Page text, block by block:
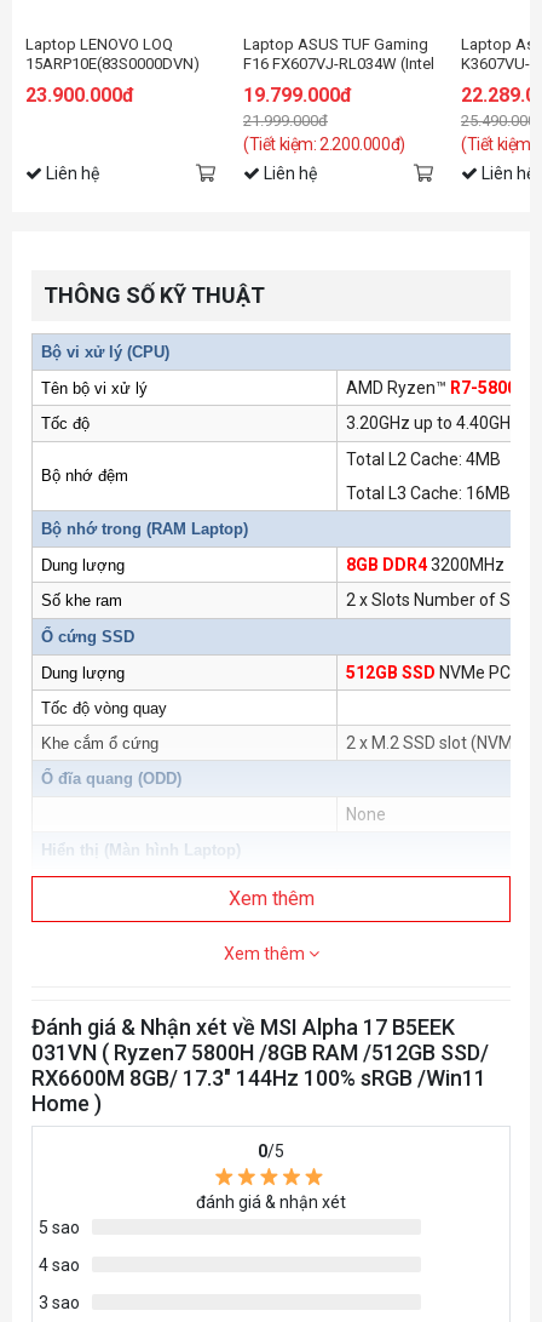
Laptop LENOVO LOQ
15ARP10E(83S0000DVN)
7535HS/16GD5/512GSSD/15.6FHD144Hz/Wifi6/BT/4C/6G_RTX3050/
23.900.000đ
Liên hệ
Laptop ASUS TUF Gaming
F16 FX607VJ-RL034W (Intel
6GB | 16 inch FHD 144Hz |
16GB | 512GB | Win 11 |
Xám)
19.799.000đ
21.999.000đ
(Tiết kiệm: 2.200.000đ)
Liên hệ
Laptop
K3607VU-
16GB |
16 inch
Win 11 |
(Tiết kiệm:
Liên hệ
THÔNG SỐ KỸ THUẬT
Bộ vi xử lý (CPU)
Tên bộ vi xử lý
AMD Ryzen™ R7-5800H
Tốc độ 3.20GHz up to 4.40GHz,
Bộ nhớ đệm
Total L2 Cache: 4MB
Total L3 Cache: 16MB
Bộ nhớ trong (RAM Laptop)
Dung lượng
8GB DDR43200MHz
Số khe ram 2 x Slots Number of SO-
Ổ cứng SSD
Dung lượng
512GB SSD NVMe PCIe
Tốc độ vòng quay
Khe cắm ổ cứng
2 x M.2 SSD slot (NVMe
Ổ đĩa quang (ODD)
None
Hiển thị ( Màn hình Laptop)
Độ phân giải FHD (1920x1080)
Công nghệ Tự động chuyển card
Kết nối (Network)
LAN
Cổng giao tiếp mở rộng
Cổng USB
Xem thêm
Xem thêm
Đánh giá & Nhận xét về MSI Alpha 17 B5EEK
031VN ( Ryzen7 5800H /8GB RAM /512GB SSD/
RX6600M 8GB/ 17.3" 144Hz 100% sRGB /Win11
Home )
0/5
đánh giá & nhận xét
5 sao
4 sao
3 sao